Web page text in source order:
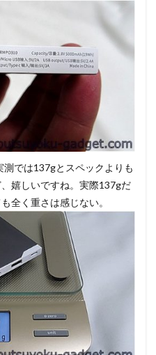
では137gとスペックよりも
嬉しいですね。実際137gだ
全く重さは感じない。